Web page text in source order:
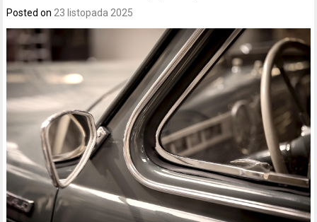
Posted on 23 listopada 2025